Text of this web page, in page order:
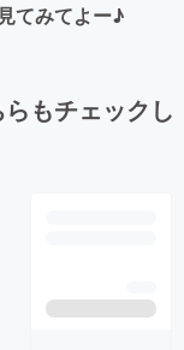
てみてよー♪
もチェックし